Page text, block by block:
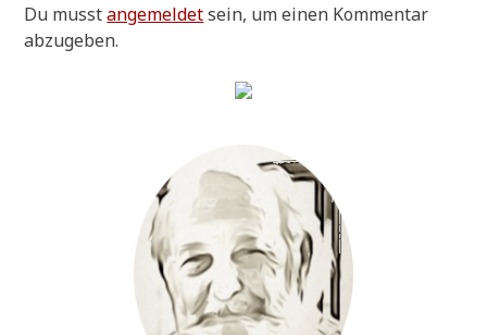
Du musstangemeldetsein, um einen Kommentar
abzugeben.